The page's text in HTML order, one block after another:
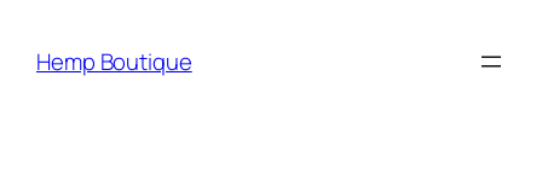
Hemp Boutique